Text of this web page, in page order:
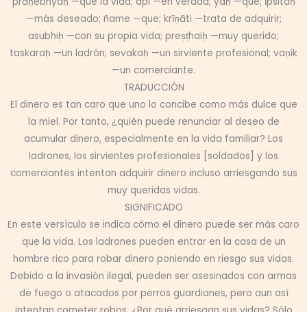
—más deseado; ñame —que; krīṇāti —trata de adquirir;
asubhiḥ —con su propia vida; preṣṭhaiḥ —muy querido;
taskaraḥ —un ladrón; sevakaḥ —un sirviente profesional; vaṇik
—un comerciante.
TRADUCCIÓN
El dinero es tan caro que uno lo concibe como más dulce que
la miel. Por tanto, ¿quién puede renunciar al deseo de
acumular dinero, especialmente en la vida familiar? Los
ladrones, los sirvientes profesionales [soldados] y los
comerciantes intentan adquirir dinero incluso arriesgando sus
muy queridas vidas.
SIGNIFICADO
En este versículo se indica cómo el dinero puede ser más caro
que la vida. Los ladrones pueden entrar en la casa de un
hombre rico para robar dinero poniendo en riesgo sus vidas.
Debido a la invasión ilegal, pueden ser asesinados con armas
de fuego o atacados por perros guardianes, pero aun así